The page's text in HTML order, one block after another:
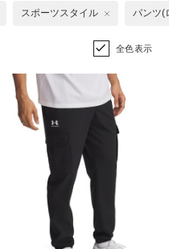
スポーツスタイル パンツ(
全色表示